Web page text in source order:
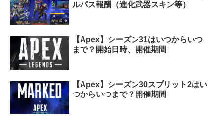
ルパス報酬（進化武器スキン等）
【Apex】シーズン31はいつからいつ
まで？開始日時、開催期間
【Apex】シーズン30スプリット2はい
つからいつまで？開催期間